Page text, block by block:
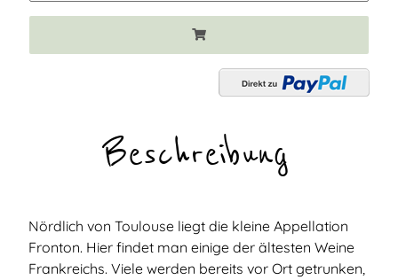
Beschreibung
Nördlich von Toulouse liegt die kleine Appellation
Fronton. Hier findet man einige der ältesten Weine
Frankreichs. Viele werden bereits vor Ort getrunken,